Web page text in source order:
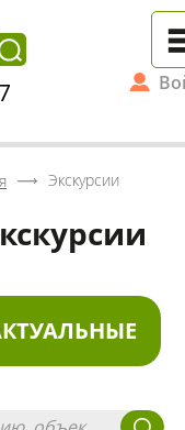
Экскурсии